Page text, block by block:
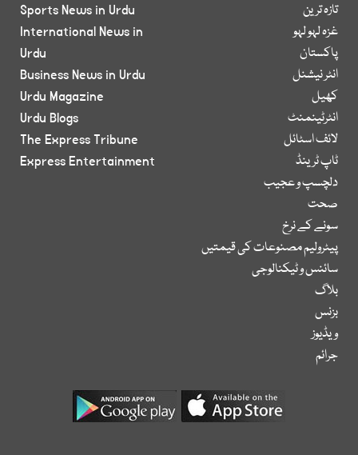
تازہ ترین
غزہ لہو لہو
پاکستان
انٹر نیشنل
کھیل
انٹرٹینمنٹ
لائف اسٹائل
ٹاپ ٹرینڈ
دلچسپ و عجیب
صحت
سونے کے نرخ
پیٹرولیم مصنوعات کی قیمتیں
سائنس و ٹیکنالوجی
بلاگ
بزنس
ویڈیوز
جرائم
Sports News in Urdu
International News in
Urdu
Business News in Urdu
Urdu Magazine
Urdu Blogs
The Express Tribune
Express Entertainment